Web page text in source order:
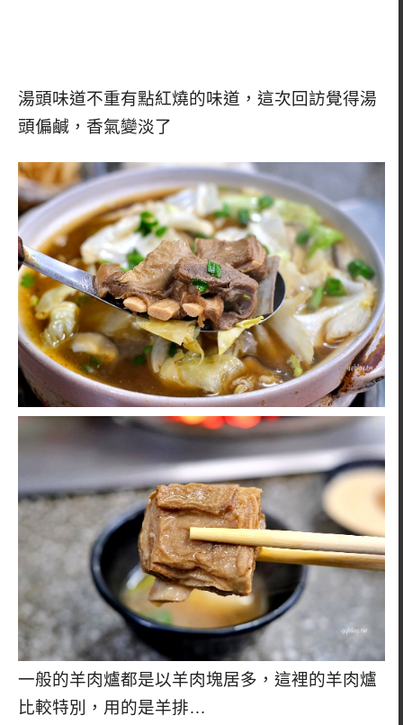
湯頭味道不重有點紅燒的味道，這次回訪覺得湯
頭偏鹹，香氣變淡了
一般的羊肉爐都是以羊肉塊居多，這裡的羊肉爐
比較特別，用的是羊排…